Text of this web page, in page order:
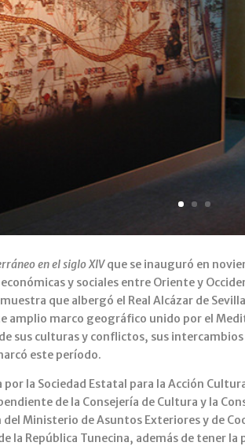
en el siglo XIVque se inauguró en
y sociales entre Oriente y
que albergó el Real Alcázar de
amplio marco geográfico unido por el
sus culturas y conflictos, sus
este período.
la Sociedad Estatal para la Acción
de la Consejería de Cultura y la
Ministerio de Asuntos Exteriores y de
la República Tunecina, además de tener